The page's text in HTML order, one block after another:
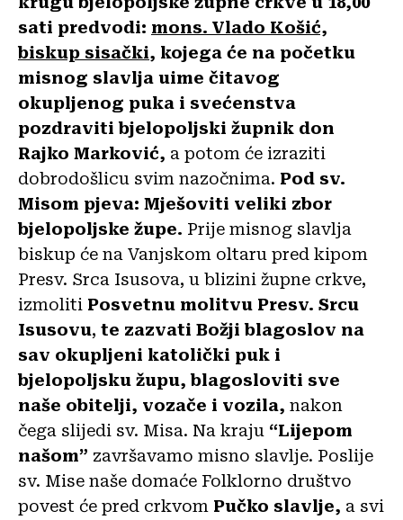
sati predvodi: mons. Vlado Košić,
biskup sisački, kojega će na početku
misnog slavlja uime čitavog
okupljenog puka i svećenstva
pozdraviti bjelopoljski župnik don
Rajko Marković, a potom će izraziti
dobrodošlicu svim nazočnima. Pod sv.
Misom pjeva: Mješoviti veliki zbor
bjelopoljske župe. Prije misnog slavlja
biskup će na Vanjskom oltaru pred kipom
Presv. Srca Isusova, u blizini župne crkve,
izmoliti Posvetnu molitvu Presv. Srcu
Isusovu, te zazvati Božji blagoslov na
sav okupljeni katolički puk i
bjelopoljsku župu, blagosloviti sve
naše obitelji, vozače i vozila, nakon
čega slijedi sv. Misa. Na kraju “Lijepom
našom” završavamo misno slavlje. Poslije
sv. Mise naše domaće Folklorno društvo
povest će pred crkvom Pučko slavlje, a svi